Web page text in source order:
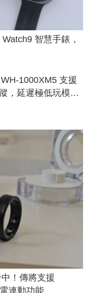
智慧手錶，
1000XM5 支援
，延遲極低玩模擬
！傳將支援
連動功能